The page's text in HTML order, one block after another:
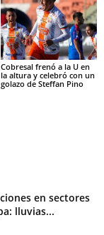
Cobresal frenó a la U en
la altura y celebró con un
golazo de Steffan Pino
en sectores
lluvias...